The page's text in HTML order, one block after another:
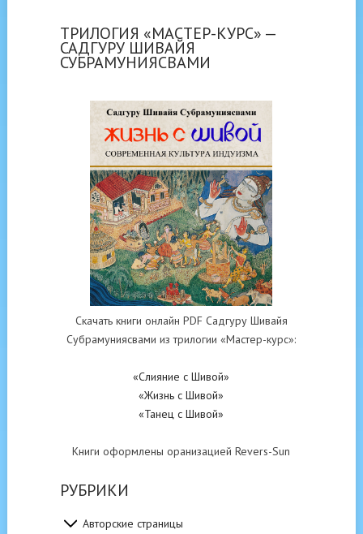
ТРИЛОГИЯ «МАСТЕР-КУРС» —
САДГУРУ ШИВАЙЯ
СУБРАМУНИЯСВАМИ
Скачать книги онлайн PDF Садгуру Шивайя
Субрамуниясвами из трилогии «Мастер-курс»:
«Слияние с Шивой»
«Жизнь с Шивой»
«Танец с Шивой»
Книги оформлены оранизацией Revers-Sun
РУБРИКИ
Авторские страницы